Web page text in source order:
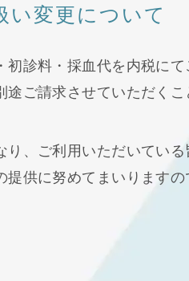
い変更について
診料・採血代を内税に
ご請求させていただくこ
、ご利用いただいてい
供に努めてまいります